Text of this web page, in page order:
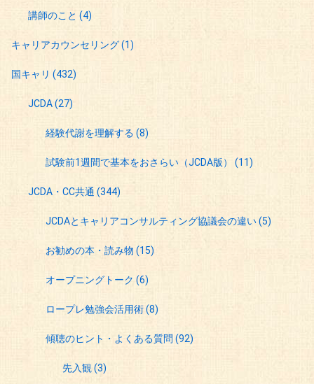
講師のこと(4)
キャリアカウンセリング(1)
国キャリ (432)
JCDA(27)
経験代謝を理解する (8)
試験前1週間で基本をおさらい（JCDA版） (11)
JCDA・CC共通(344)
JCDAとキャリアコンサルティング協議会の違い(5)
お勧めの本・読み物 (15)
オープニングトーク (6)
ロープレ勉強会活用術(8)
傾聴のヒント・よくある質問 (92)
先入観(3)